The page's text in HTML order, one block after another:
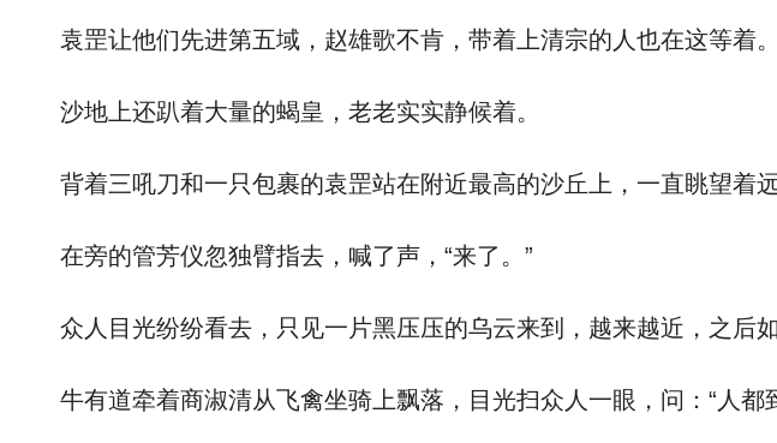
袁罡让他们先进第五域，赵雄歌不肯，带着上清宗的人也在这等着。
沙地上还趴着大量的蝎皇，老老实实静候着。
背着三吼刀和一只包裹的袁罡站在附近最高的沙丘上，一直眺望着远
在旁的管芳仪忽独臂指去，喊了声，“来了。”
众人目光纷纷看去，只见一片黑压压的乌云来到，越来越近，之后如
牛有道牵着商淑清从飞禽坐骑上飘落，目光扫众人一眼，问：“人都